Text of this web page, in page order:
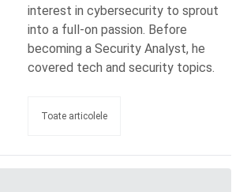
interest in cybersecurity to sprout
into a full-on passion. Before
becoming a Security Analyst, he
covered tech and security topics.
Toate articolele